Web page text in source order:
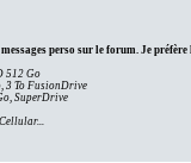
perso sur le forum. Je préfère
512 Go
3 To FusionDrive
SuperDrive